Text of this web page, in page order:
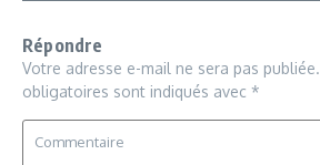
Répondre
Votre adresse e-mail ne sera pas publiée.
obligatoires sont indiqués avec *